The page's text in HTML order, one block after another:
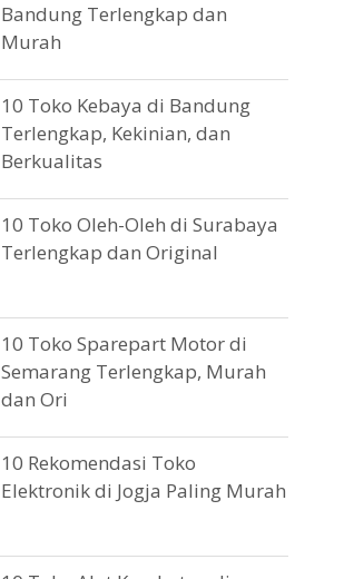
Bandung Terlengkap dan
Murah
10 Toko Kebaya di Bandung
Terlengkap, Kekinian, dan
Berkualitas
10 Toko Oleh-Oleh di Surabaya
Terlengkap dan Original
10 Toko Sparepart Motor di
Semarang Terlengkap, Murah
dan Ori
10 Rekomendasi Toko
Elektronik di Jogja Paling Murah